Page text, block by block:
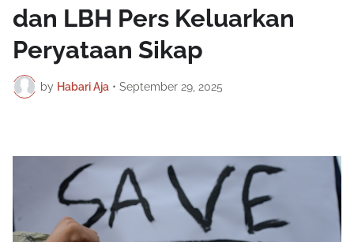
dan LBH Pers Keluarkan
Peryataan Sikap
by Habari Aja • September 29, 2025